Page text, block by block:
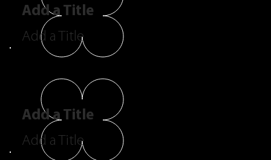
Add a Title
Add a Title
Add a Title
Add a Title